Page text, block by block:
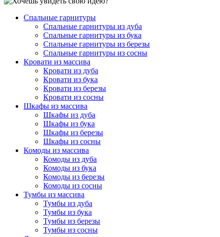
Спальные гарнитуры
Спальные гарнитуры из дуба
Спальные гарнитуры из бука
Спальные гарнитуры из березы
Спальные гарнитуры из сосны
Кровати из массива
Кровати из дуба
Кровати из бука
Кровати из березы
Кровати из сосны
Шкафы из массива
Шкафы из дуба
Шкафы из бука
Шкафы из березы
Шкафы из сосны
Комоды из массива
Комоды из дуба
Комоды из бука
Комоды из березы
Комоды из сосны
Тумбы из массива
Тумбы из дуба
Тумбы из бука
Тумбы из березы
Тумбы из сосны